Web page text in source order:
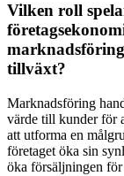
Vilken roll
tillväxt?
Marknadsföring
värde till kunder för
att utforma en
företaget öka sin
öka försäljningen